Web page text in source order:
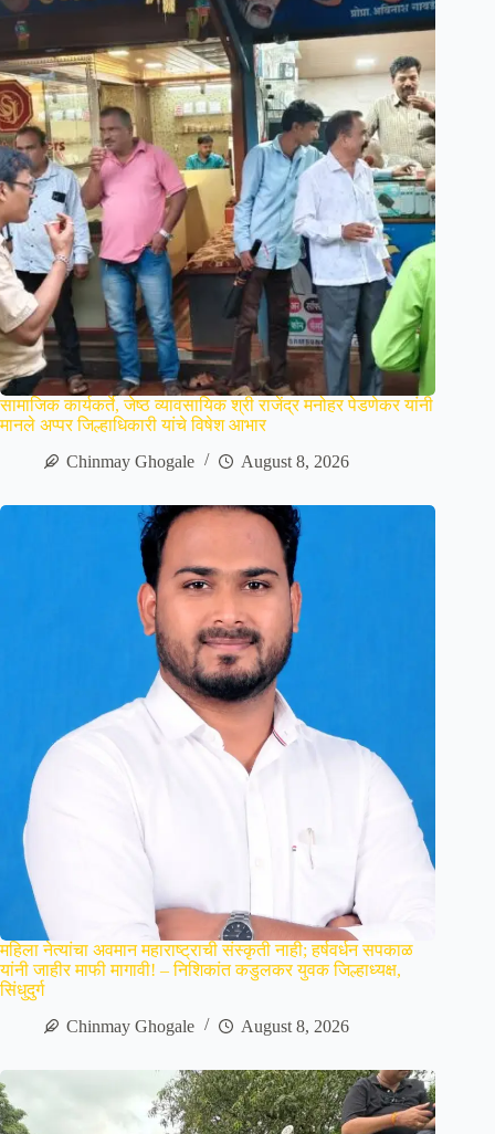
सामाजिक कार्यकर्ते, जेष्ठ व्यावसायिक श्री राजेंद्र मनोहर पेडणेकर यांनी
मानले अप्पर जिल्हाधिकारी यांचे विषेश आभार
Chinmay Ghogale
August 8, 2026
महिला नेत्यांचा अवमान महाराष्ट्राची संस्कृती नाही; हर्षवर्धन सपकाळ
यांनी जाहीर माफी मागावी! – निशिकांत कडुलकर युवक जिल्हाध्यक्ष,
सिंधुदुर्ग
Chinmay Ghogale
August 8, 2026